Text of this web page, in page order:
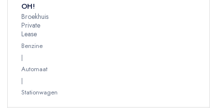
OH!
Broekhuis
Private
Lease
Benzine
Automaat
Stationwagen